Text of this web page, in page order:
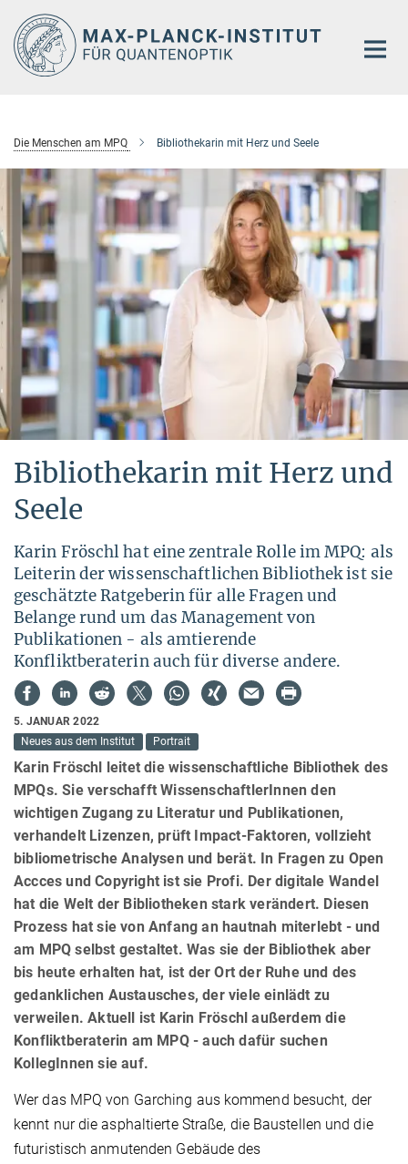
Hauptinhalt
Die Menschen am MPQ Bibliothekarin mit Herz und Seele
Bibliothekarin mit Herz und
Seele
Karin Fröschl hat eine zentrale Rolle im MPQ: als
Leiterin der wissenschaftlichen Bibliothek ist sie
geschätzte Ratgeberin für alle Fragen und
Belange rund um das Management von
Publikationen - als amtierende
Konfliktberaterin auch für diverse andere.
5. JANUAR 2022
Neues aus dem Institut
Portrait
Karin Fröschl leitet die wissenschaftliche Bibliothek des
MPQs. Sie verschafft WissenschaftlerInnen den
wichtigen Zugang zu Literatur und Publikationen,
verhandelt Lizenzen, prüft Impact-Faktoren, vollzieht
bibliometrische Analysen und berät. In Fragen zu Open
Accces und Copyright ist sie Profi. Der digitale Wandel
hat die Welt der Bibliotheken stark verändert. Diesen
Prozess hat sie von Anfang an hautnah miterlebt - und
am MPQ selbst gestaltet. Was sie der Bibliothek aber
bis heute erhalten hat, ist der Ort der Ruhe und des
gedanklichen Austausches, der viele einlädt zu
verweilen. Aktuell ist Karin Fröschl außerdem die
Konfliktberaterin am MPQ - auch dafür suchen
KollegInnen sie auf.
Wer das MPQ von Garching aus kommend besucht, der
kennt nur die asphaltierte Straße, die Baustellen und die
futuristisch anmutenden Gebäude des